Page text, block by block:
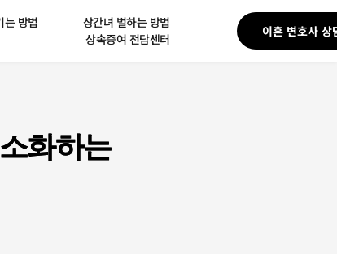
는 방법
상간녀 벌하는 방법
상속증여 전담센터
이혼 변호사 상
화하는